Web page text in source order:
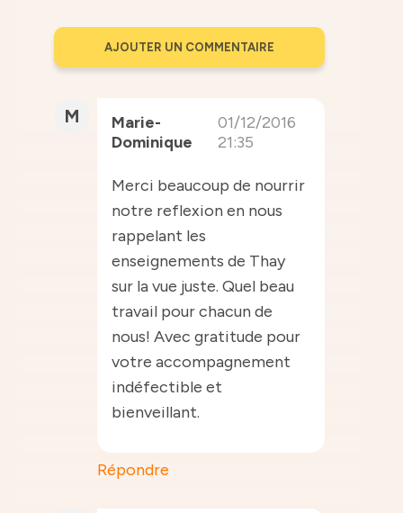
AJOUTER UN COMMENTAIRE
M
Marie-
Dominique
01/12/2016
21:35
Merci beaucoup de nourrir
notre reflexion en nous
rappelant les
enseignements de Thay
sur la vue juste. Quel beau
travail pour chacun de
nous! Avec gratitude pour
votre accompagnement
indéfectible et
bienveillant.
Répondre